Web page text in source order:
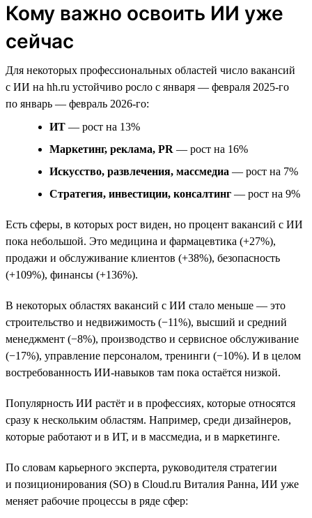
Кому важно освоить ИИ уже
сейчас
Для некоторых профессиональных областей число вакансий
с ИИ на hh.ru устойчиво росло с января — февраля 2025-го
по январь — февраль 2026-го:
ИТ — рост на 13%
Маркетинг, реклама, PR — рост на 16%
Искусство, развлечения, массмедиа — рост на 7%
Стратегия, инвестиции, консалтинг — рост на 9%
Есть сферы, в которых рост виден, но процент вакансий с ИИ
пока небольшой. Это медицина и фармацевтика (+27%),
продажи и обслуживание клиентов (+38%), безопасность
(+109%), финансы (+136%).
В некоторых областях вакансий с ИИ стало меньше — это
строительство и недвижимость (−11%), высший и средний
менеджмент (−8%), производство и сервисное обслуживание
(−17%), управление персоналом, тренинги (−10%). И в целом
востребованность ИИ-навыков там пока остаётся низкой.
Популярность ИИ растёт и в профессиях, которые относятся
сразу к нескольким областям. Например, среди дизайнеров,
которые работают и в ИТ, и в массмедиа, и в маркетинге.
По словам карьерного эксперта, руководителя стратегии
и позиционирования (SO) в Cloud.ru Виталия Ранна, ИИ уже
меняет рабочие процессы в ряде сфер: